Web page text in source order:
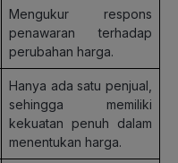
Mengukur respons
penawaran terhadap
perubahan harga.
Hanya ada satu penjual,
sehingga memiliki
kekuatan penuh dalam
menentukan harga.